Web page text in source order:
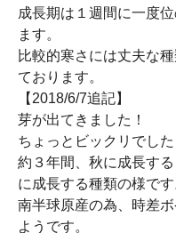
成長期は１週間に一度
ます。
比較的寒さには丈夫な
ております。
【2018/6/7追記】
芽が出てきました！
ちょっとビックリでした
約３年間、秋に成長す
に成長する種類の様です
南半球原産の為、時差
ようです。